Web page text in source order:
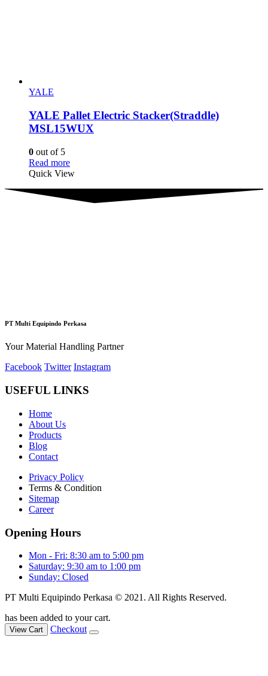
YALE
YALE Pallet Electric Stacker(Straddle)
MSL15WUX
0 out of 5
Read more
Quick View
PT Multi Equipindo Perkasa
Your Material Handling Partner
Facebook Twitter Instagram
USEFUL LINKS
Home
About Us
Products
Blog
Contact
Privacy Policy
Terms & Condition
Sitemap
Career
Opening Hours
Mon - Fri: 8:30 am to 5:00 pm
Saturday: 9:30 am to 1:00 pm
Sunday: Closed
PT Multi Equipindo Perkasa © 2021. All Rights Reserved.
has been added to your cart.
View Cart Checkout